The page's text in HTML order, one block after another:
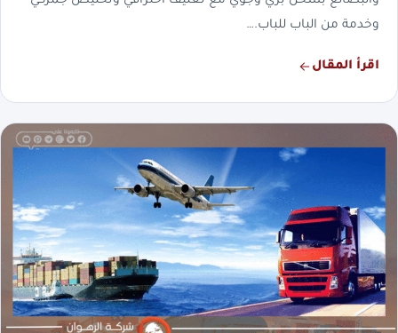
وخدمة من الباب للباب.…
اقرأ المقال